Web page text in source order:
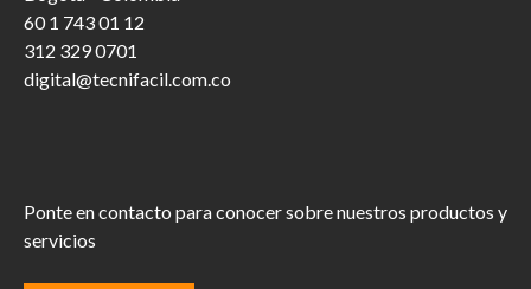
60 1 743 01 12
312 329 0701
digital@tecnifacil.com.co
Ponte en contacto para conocer sobre nuestros productos y
servicios